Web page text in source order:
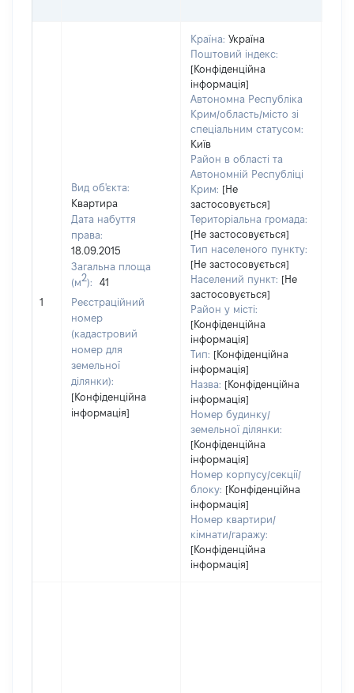
1
Вид об'єкта:
Квартира
Дата набуття
права:
18.09.2015
Загальна площа
(м2):
41
Реєстраційний
номер
(кадастровий
номер для
земельної
ділянки):
[Конфіденційна
інформація]
Країна: Україна
Поштовий індекс:
[Конфіденційна
інформація]
Автономна Республіка
Крим/область/місто зі
спеціальним статусом:
Київ
Район в області та
Автономній Республіці
Крим: [Не
застосовується]
Територіальна громада:
[Не застосовується]
Тип населеного пункту:
[Не застосовується]
Населений пункт: [Не
застосовується]
Район у місті:
[Конфіденційна
інформація]
Тип: [Конфіденційна
інформація]
Назва: [Конфіденційна
інформація]
Номер будинку/
земельної ділянки:
[Конфіденційна
інформація]
Номер корпусу/секції/
блоку: [Конфіденційна
інформація]
Номер квартири/
кімнати/гаражу:
[Конфіденційна
інформація]